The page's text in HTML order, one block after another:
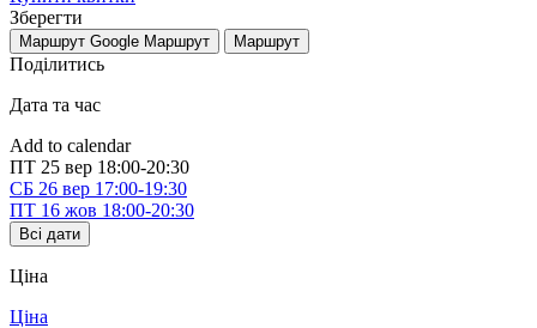
Зберегти
Маршрут Google Маршрут Маршрут
Поділитись
Дата та час
Add to calendar
ПТ 25 вер 18:00-20:30
СБ 26 вер 17:00-19:30
ПТ 16 жов 18:00-20:30
Всі дати
Ціна
Ціна